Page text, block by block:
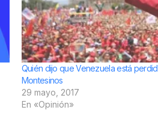
Quién dijo que Venezuela está
Montesinos
29 mayo, 2017
En «Opinión»